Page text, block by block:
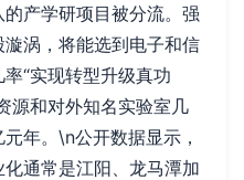
产学研项目被分流。强
涡，将能选到电子和信
“实现转型升级真功
源和对外知名实验室几
年。\n公开数据显示，
通常是江阳、龙马潭加